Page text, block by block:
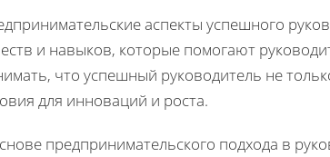
аспекты успешного
и навыков, которые помогают
что успешный руководитель не
для инноваций и роста.
предпринимательского подхода в